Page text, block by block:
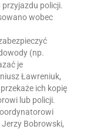
przyjazdu policji.
wobec
(np.
je
Ławreniuk,
ich kopię
lub policji.
Jerzy Bobrowski,